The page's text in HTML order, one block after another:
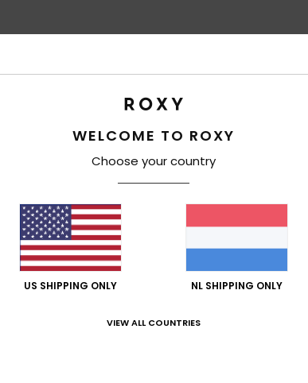
klanten
gebaseerd op
WELCOME TO ROXY
Choose your country
US SHIPPING ONLY NL SHIPPING ONLY
VIEW ALL COUNTRIES